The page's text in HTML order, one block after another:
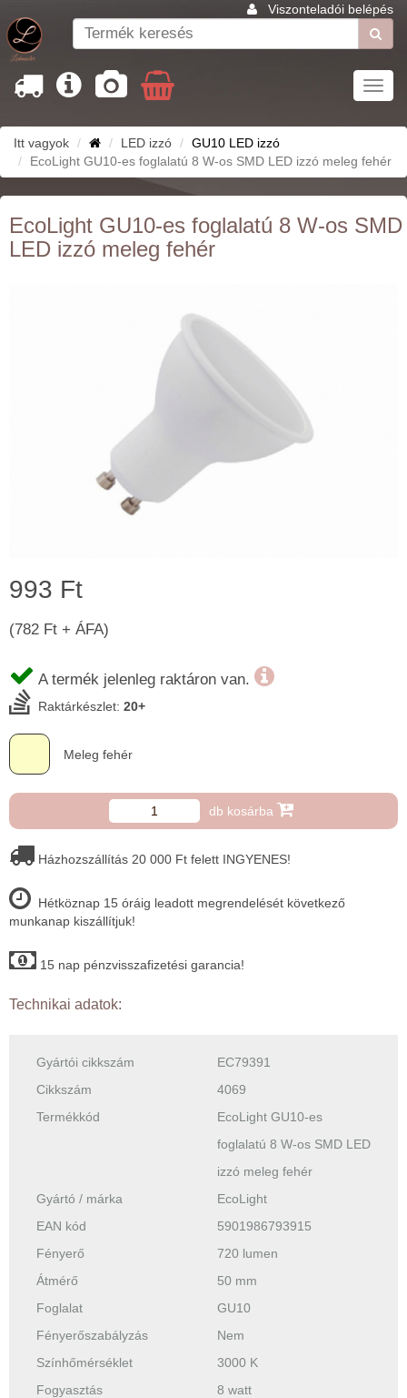
Viszonteladói belépés
Itt vagyok LED izzó
GU10 LED izzó
EcoLight GU10-es foglalatú 8 W-os SMD LED izzó meleg fehér
EcoLight GU10-es foglalatú 8 W-os SMD
LED izzó meleg fehér
993 Ft
(782 Ft + ÁFA)
A termék jelenleg raktáron van.
Raktárkészlet: 20+
Meleg fehér
db kosárba
Házhozszállítás 20 000 Ft felett INGYENES!
Hétköznap 15 óráig leadott megrendelését következő
munkanap kiszállítjuk!
15 nap pénzvisszafizetési garancia!
Technikai adatok:
Gyártói cikkszám
EC79391
Cikkszám
4069
Termékkód
EcoLight GU10-es
foglalatú 8 W-os SMD LED
izzó meleg fehér
Gyártó / márka
EcoLight
EAN kód
5901986793915
Fényerő
720 lumen
Átmérő
50 mm
Foglalat
GU10
Fényerőszabályzás
Nem
Színhőmérséklet
3000 K
Fogyasztás
8 watt